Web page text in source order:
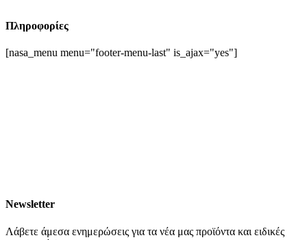
Πληροφορίες
[nasa_menu menu="footer-menu-last" is_ajax="yes"]
Newsletter
Λάβετε άμεσα ενημερώσεις για τα νέα μας προϊόντα και ειδικές